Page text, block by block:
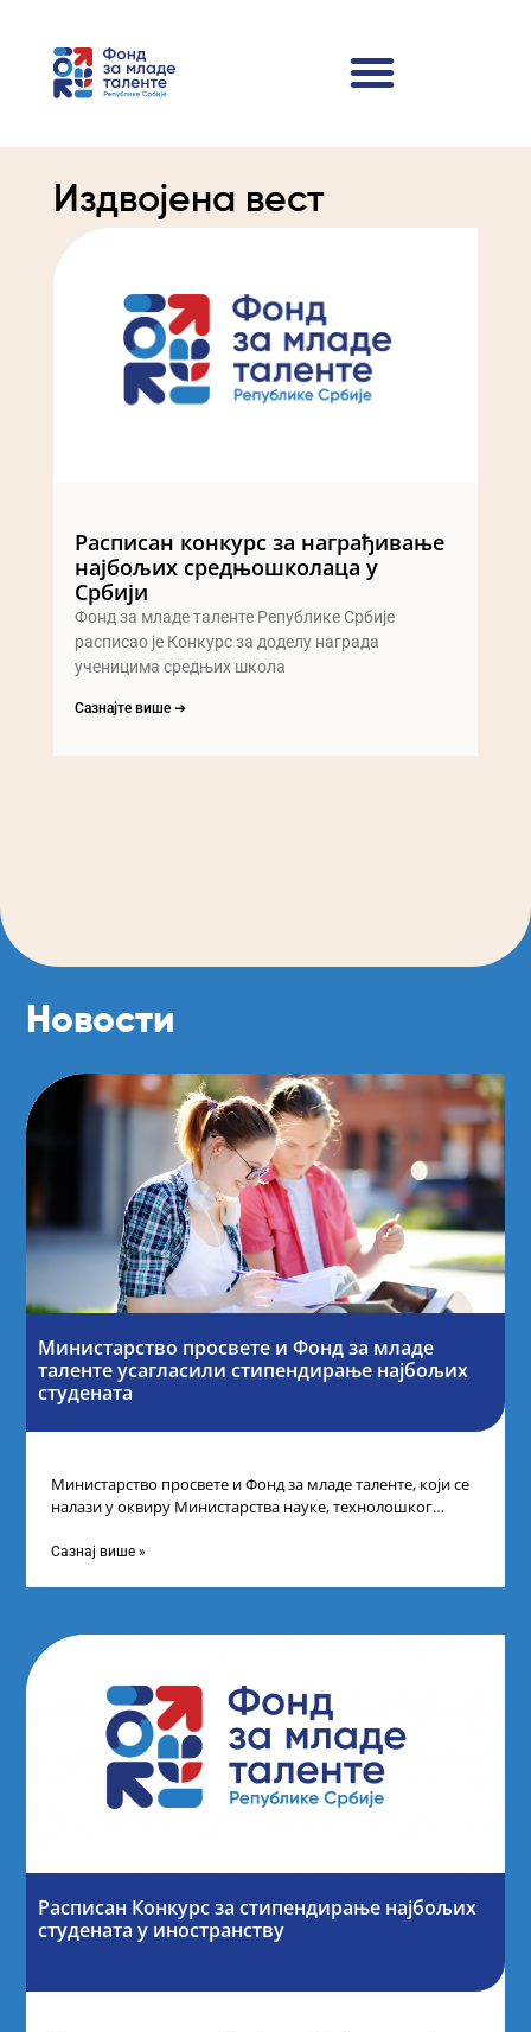
Издвојена вест
Расписан конкурс за награђивање
најбољих средњошколаца у
Србији
Фонд за младе таленте Републике Србије
расписао је Конкурс за доделу награда
ученицима средњих школа
Сазнајте више ➔
Новости
Министарство просвете и Фонд за младе
таленте усагласили стипендирање најбољих
студената
Министарство просвете и Фонд за младе таленте, који се
налази у оквиру Министарства науке, технолошког
Сазнај више »
Расписан Конкурс за стипендирање најбољих
студената y иностранству